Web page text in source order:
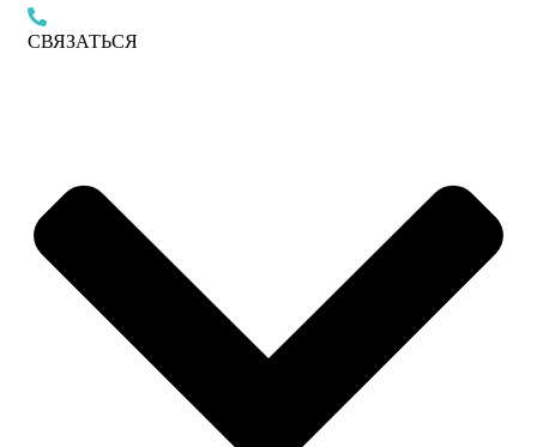
СВЯЗАТЬСЯ